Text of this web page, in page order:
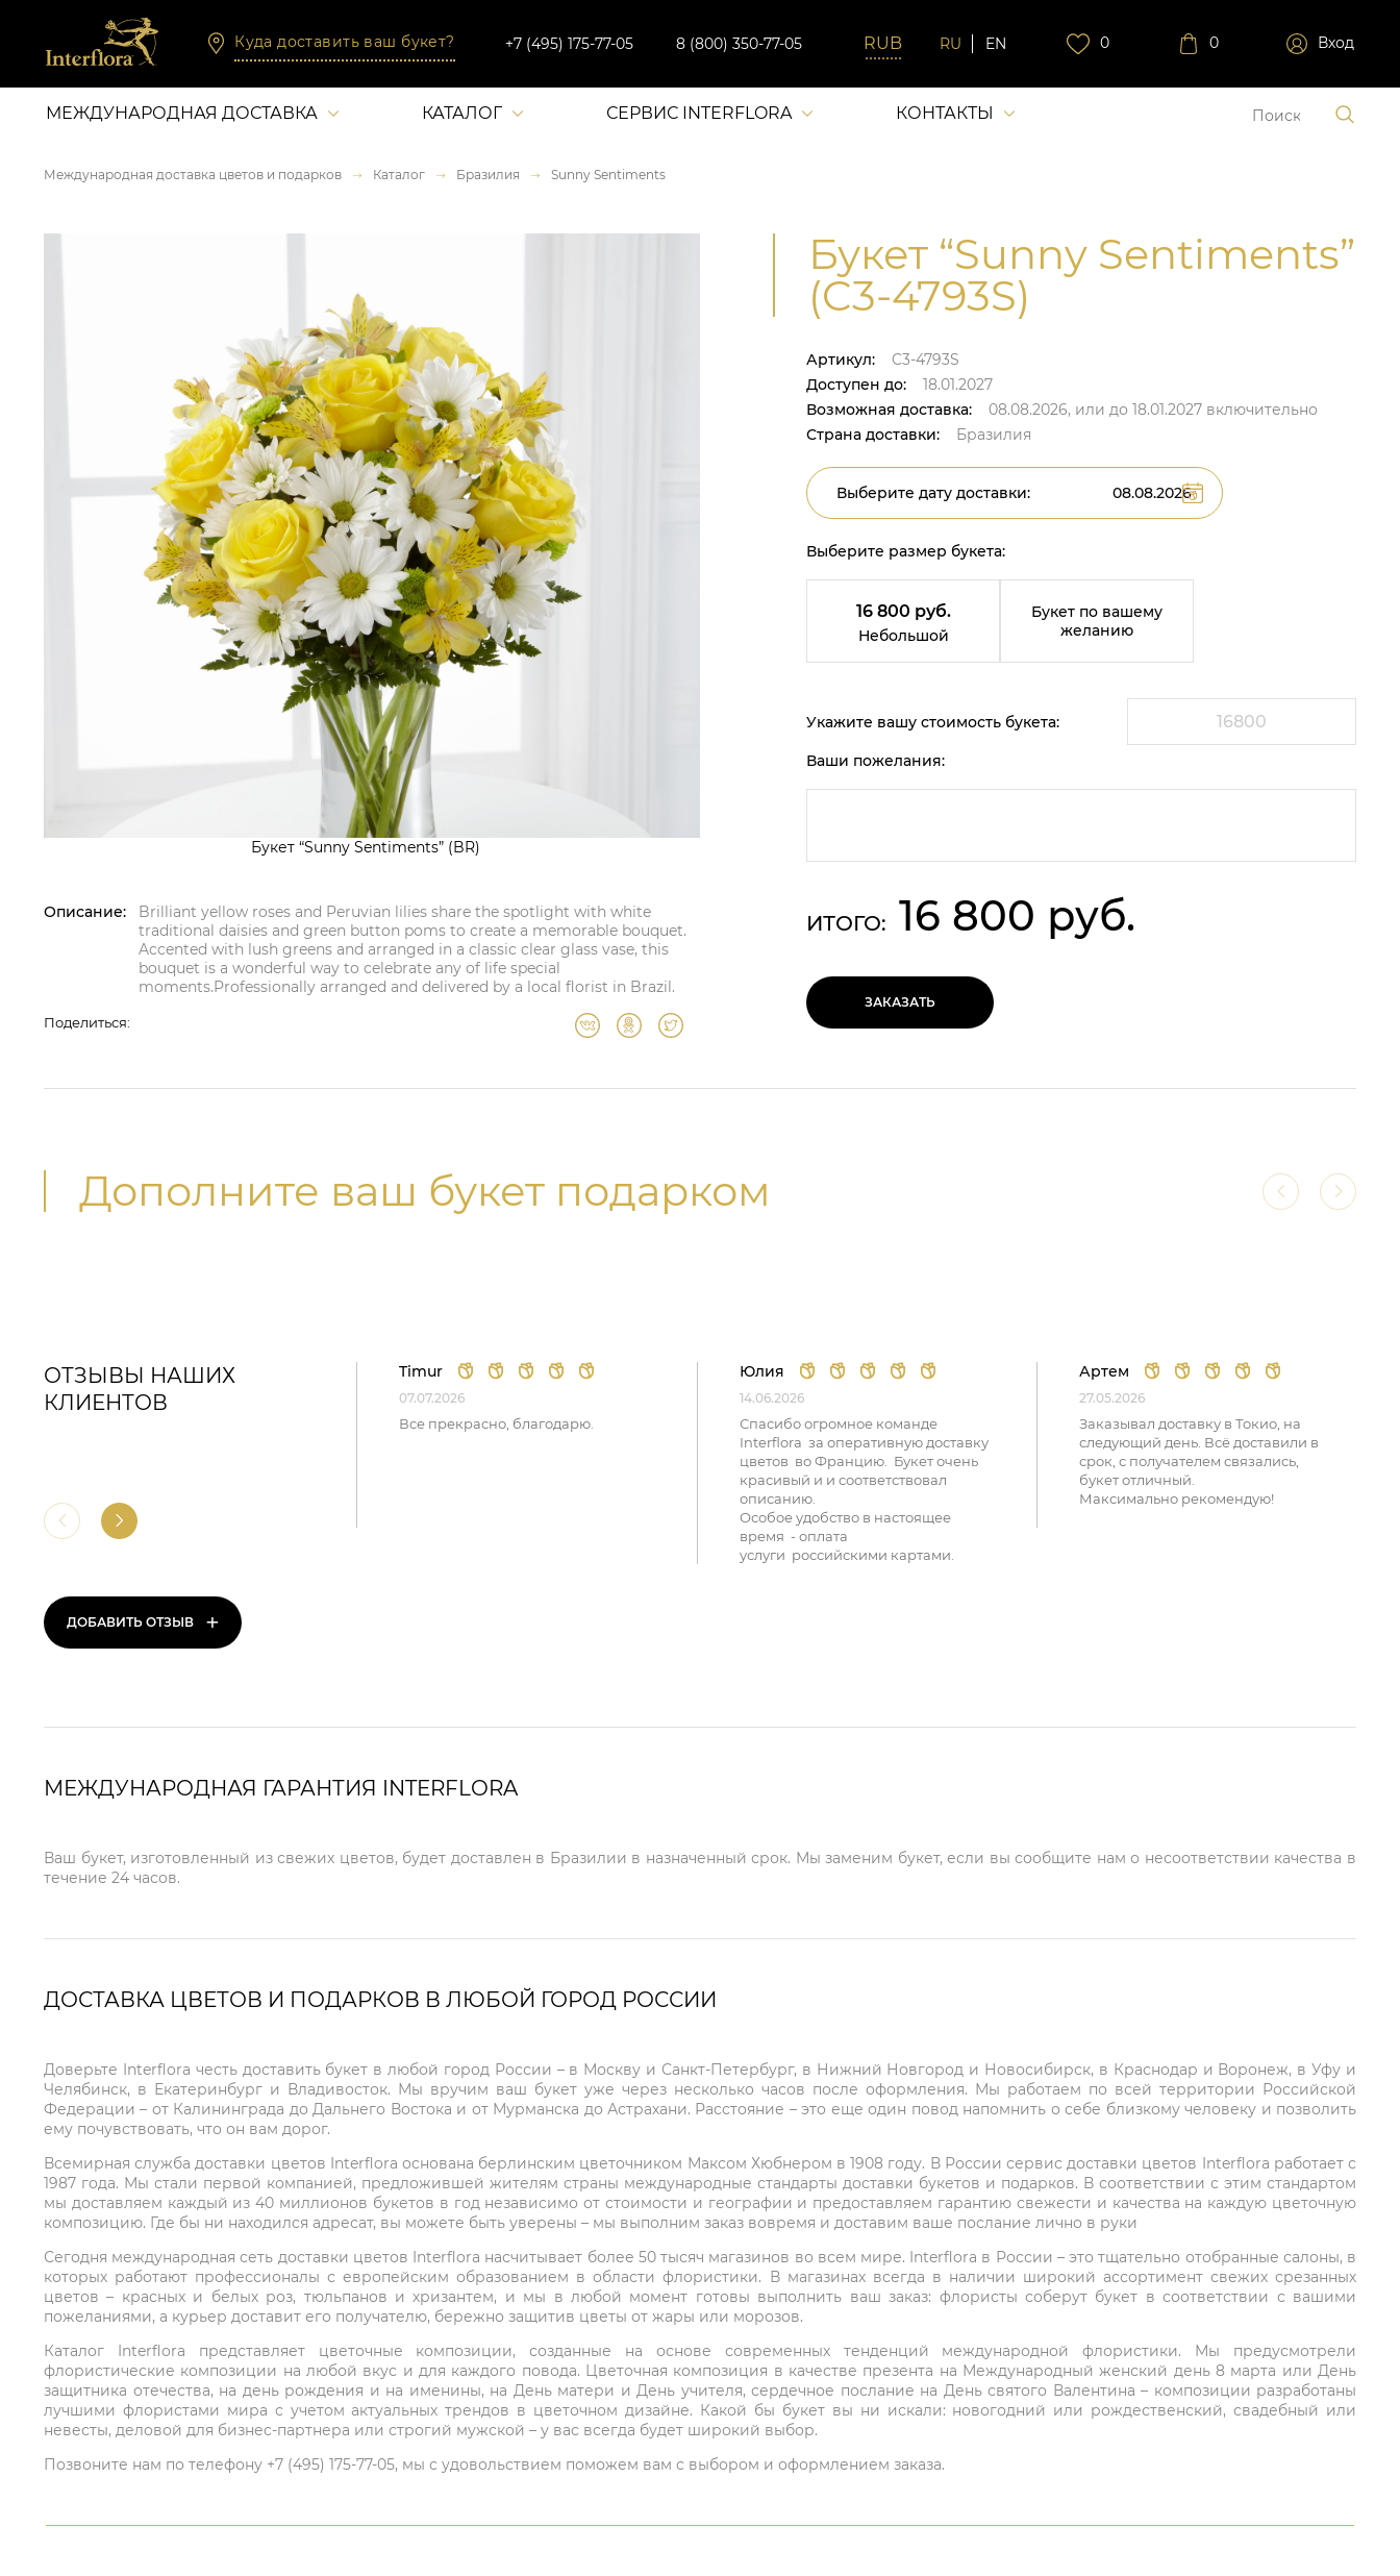
Куда доставить ваш букет? +7 (495) 175-77-05 8 (800) 350-77-05 RU EN 0 0 Вход
МЕЖДУНАРОДНАЯ ДОСТАВКА КАТАЛОГ СЕРВИС INTERFLORA КОНТАКТЫ
Международная доставка цветов и подарков Каталог Бразилия Sunny Sentiments
Букет “Sunny Sentiments” (BR)
Описание:
Brilliant yellow roses and Peruvian lilies share the spotlight with white
traditional daisies and green button poms to create a memorable bouquet.
Accented with lush greens and arranged in a classic clear glass vase, this
bouquet is a wonderful way to celebrate any of life special
moments.Professionally arranged and delivered by a local florist in Brazil.
Поделиться:
Букет “Sunny Sentiments”
(C3-4793S)
Артикул:
C3-4793S
Доступен до:
18.01.2027
Возможная доставка:
08.08.2026, или до 18.01.2027 включительно
Страна доставки:
Бразилия
Выберите дату доставки:
Выберите размер букета:
16 800 руб.
Небольшой
Букет по вашему
желанию
Укажите вашу стоимость букета:
Ваши пожелания:
ИТОГО: 16 800 руб.
ЗАКАЗАТЬ
Дополните ваш букет подарком
ОТЗЫВЫ НАШИХ
КЛИЕНТОВ
ДОБАВИТЬ ОТЗЫВ +
Timur
07.07.2026
Все прекрасно, благодарю.
Юлия
14.06.2026
Спасибо огромное команде
Interflora за оперативную доставку
цветов во Францию. Букет очень
красивый и и соответствовал
описанию.
Особое удобство в настоящее
время - оплата
услуги российскими картами.
Артем
27.05.2026
Заказывал доставку в Токио, на
следующий день. Всё доставили в
срок, с получателем связались,
букет отличный.
Максимально рекомендую!
МЕЖДУНАРОДНАЯ ГАРАНТИЯ INTERFLORA
Ваш букет, изготовленный из свежих цветов, будет доставлен в Бразилии в назначенный срок. Мы заменим букет, если вы сообщите нам о несоответствии качества в
течение 24 часов.
ДОСТАВКА ЦВЕТОВ И ПОДАРКОВ В ЛЮБОЙ ГОРОД РОССИИ
Доверьте Interflora честь доставить букет в любой город России – в Москву и Санкт-Петербург, в Нижний Новгород и Новосибирск, в Краснодар и Воронеж, в Уфу и
Челябинск, в Екатеринбург и Владивосток. Мы вручим ваш букет уже через несколько часов после оформления. Мы работаем по всей территории Российской
Федерации – от Калининграда до Дальнего Востока и от Мурманска до Астрахани. Расстояние – это еще один повод напомнить о себе близкому человеку и позволить
ему почувствовать, что он вам дорог.
Всемирная служба доставки цветов Interflora основана берлинским цветочником Максом Хюбнером в 1908 году. В России сервис доставки цветов Interflora работает с
1987 года. Мы стали первой компанией, предложившей жителям страны международные стандарты доставки букетов и подарков. В соответствии с этим стандартом
мы доставляем каждый из 40 миллионов букетов в год независимо от стоимости и географии и предоставляем гарантию свежести и качества на каждую цветочную
композицию. Где бы ни находился адресат, вы можете быть уверены – мы выполним заказ вовремя и доставим ваше послание лично в руки
Сегодня международная сеть доставки цветов Interflora насчитывает более 50 тысяч магазинов во всем мире. Interflora в России – это тщательно отобранные салоны, в
которых работают профессионалы с европейским образованием в области флористики. В магазинах всегда в наличии широкий ассортимент свежих срезанных
цветов – красных и белых роз, тюльпанов и хризантем, и мы в любой момент готовы выполнить ваш заказ: флористы соберут букет в соответствии с вашими
пожеланиями, а курьер доставит его получателю, бережно защитив цветы от жары или морозов.
Каталог Interflora представляет цветочные композиции, созданные на основе современных тенденций международной флористики. Мы предусмотрели
флористические композиции на любой вкус и для каждого повода. Цветочная композиция в качестве презента на Международный женский день 8 марта или День
защитника отечества, на день рождения и на именины, на День матери и День учителя, сердечное послание на День святого Валентина – композиции разработаны
лучшими флористами мира с учетом актуальных трендов в цветочном дизайне. Какой бы букет вы ни искали: новогодний или рождественский, свадебный или
невесты, деловой для бизнес-партнера или строгий мужской – у вас всегда будет широкий выбор.
Позвоните нам по телефону +7 (495) 175-77-05, мы с удовольствием поможем вам с выбором и оформлением заказа.